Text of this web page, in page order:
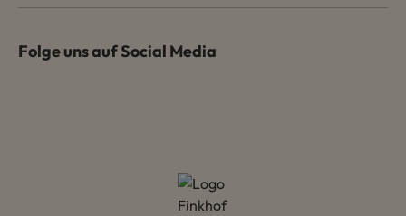
Folge uns auf Social Media